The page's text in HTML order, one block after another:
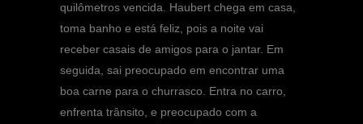
quilômetros vencida. Haubert chega em casa,
toma banho e está feliz, pois a noite vai
receber casais de amigos para o jantar. Em
seguida, sai preocupado em encontrar uma
boa carne para o churrasco. Entra no carro,
enfrenta trânsito, e preocupado com a